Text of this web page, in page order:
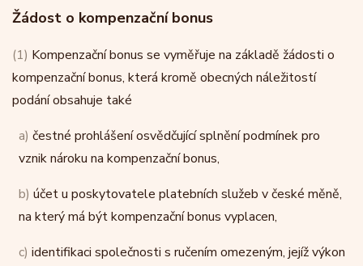
Žádost o kompenzační bonus
(1) Kompenzační bonus se vyměřuje na základě žádosti o
kompenzační bonus, která kromě obecných náležitostí
podání obsahuje také
a) čestné prohlášení osvědčující splnění podmínek pro
vznik nároku na kompenzační bonus,
b) účet u poskytovatele platebních služeb v české měně,
na který má být kompenzační bonus vyplacen,
c) identifikaci společnosti s ručením omezeným, jejíž výkon